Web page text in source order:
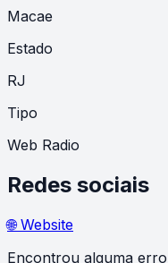
Macae
Estado
RJ
Tipo
Web Radio
Redes sociais
🌐 Website
Encontrou alguma